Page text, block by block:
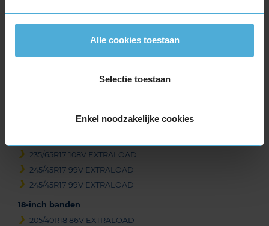
Alle cookies toestaan
Selectie toestaan
Enkel noodzakelijke cookies
225/65R17 106H EXTRALOAD
235/55R17 99H
235/65R17 108V EXTRALOAD
245/45R17 99V EXTRALOAD
245/45R17 99V EXTRALOAD
18-inch banden
205/40R18 86V EXTRALOAD